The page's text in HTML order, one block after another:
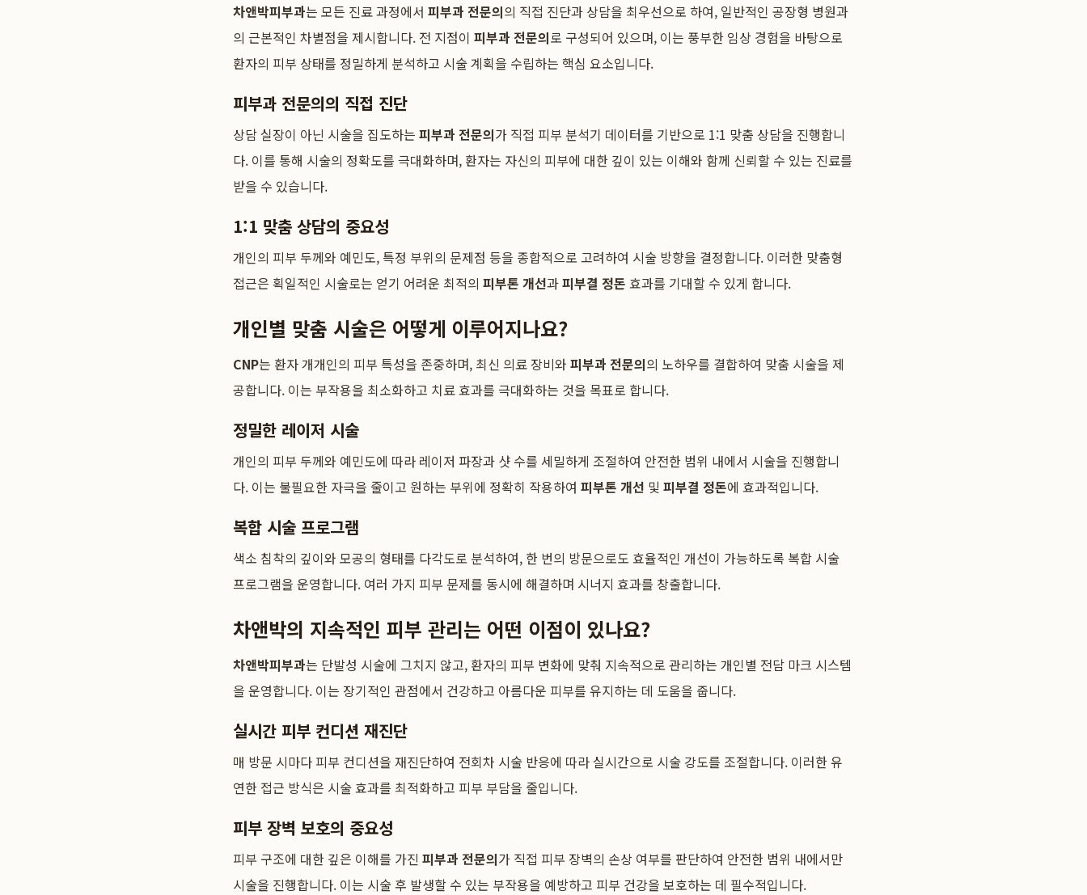
차앤박피부과는 모든 진료 과정에서 피부과 전문의의 직접 진단과 상담을 최우선으로 하여, 일반적인 공장형 병원과
의 근본적인 차별점을 제시합니다. 전 지점이 피부과 전문의로 구성되어 있으며, 이는 풍부한 임상 경험을 바탕으로
환자의 피부 상태를 정밀하게 분석하고 시술 계획을 수립하는 핵심 요소입니다.
피부과 전문의의 직접 진단
상담 실장이 아닌 시술을 집도하는 피부과 전문의가 직접 피부 분석기 데이터를 기반으로 1:1 맞춤 상담을 진행합니
다. 이를 통해 시술의 정확도를 극대화하며, 환자는 자신의 피부에 대한 깊이 있는 이해와 함께 신뢰할 수 있는 진료를
받을 수 있습니다.
1:1 맞춤 상담의 중요성
개인의 피부 두께와 예민도, 특정 부위의 문제점 등을 종합적으로 고려하여 시술 방향을 결정합니다. 이러한 맞춤형
접근은 획일적인 시술로는 얻기 어려운 최적의 피부톤 개선과피부결 정돈 효과를 기대할 수 있게 합니다.
개인별 맞춤 시술은 어떻게 이루어지나요?
CNP는 환자 개개인의 피부 특성을 존중하며, 최신 의료 장비와 피부과 전문의의 노하우를 결합하여 맞춤 시술을 제
공합니다. 이는 부작용을 최소화하고 치료 효과를 극대화하는 것을 목표로 합니다.
정밀한 레이저 시술
개인의 피부 두께와 예민도에 따라 레이저 파장과 샷 수를 세밀하게 조절하여 안전한 범위 내에서 시술을 진행합니
다. 이는 불필요한 자극을 줄이고 원하는 부위에 정확히 작용하여 피부톤 개선 및 피부결 정돈에 효과적입니다.
복합 시술 프로그램
색소 침착의 깊이와 모공의 형태를 다각도로 분석하여, 한 번의 방문으로도 효율적인 개선이 가능하도록 복합 시술
프로그램을 운영합니다. 여러 가지 피부 문제를 동시에 해결하며 시너지 효과를 창출합니다.
차앤박의 지속적인 피부 관리는 어떤 이점이 있나요?
차앤박피부과는 단발성 시술에 그치지 않고, 환자의 피부 변화에 맞춰 지속적으로 관리하는 개인별 전담 마크 시스템
을 운영합니다. 이는 장기적인 관점에서 건강하고 아름다운 피부를 유지하는 데 도움을 줍니다.
실시간 피부 컨디션 재진단
매 방문 시마다 피부 컨디션을 재진단하여 전회차 시술 반응에 따라 실시간으로 시술 강도를 조절합니다. 이러한 유
연한 접근 방식은 시술 효과를 최적화하고 피부 부담을 줄입니다.
피부 장벽 보호의 중요성
피부 구조에 대한 깊은 이해를 가진 피부과 전문의가 직접 피부 장벽의 손상 여부를 판단하여 안전한 범위 내에서만
시술을 진행합니다. 이는 시술 후 발생할 수 있는 부작용을 예방하고 피부 건강을 보호하는 데 필수적입니다.